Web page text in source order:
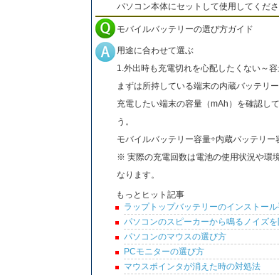
パソコン本体にセットして使用してくださ
モバイルバッテリーの選び方ガイド
用途に合わせて選ぶ
1.外出時も充電切れを心配したくない～
まずは所持している端末の内蔵バッテリー
充電したい端末の容量（mAh）を確認し
う。
モバイルバッテリー容量÷内蔵バッテリ
※ 実際の充電回数は電池の使用状況や環
なります。
もっとヒット記事
ラップトップバッテリーのインストー
パソコンのスピーカーから鳴るノイズ
パソコンのマウスの選び方
PCモニターの選び方
マウスポインタが消えた時の対処法